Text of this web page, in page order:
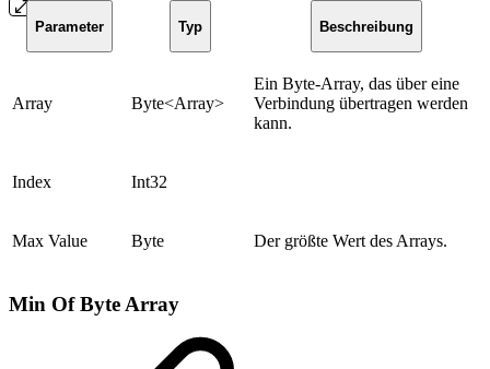
Parameter Typ Beschreibung
Array Byte<Array>
Ein Byte-Array, das über eine
Verbindung übertragen werden
kann.
Index Int32
Max Value Byte Der größte Wert des Arrays.
Min Of Byte Array